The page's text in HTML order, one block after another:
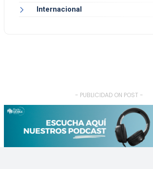
Internacional
- PUBLICIDAD ON POST -